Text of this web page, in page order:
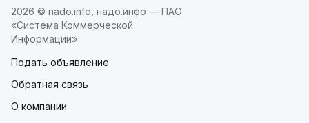
2026 © nado.info, надо.инфо — ПАО
«Система Коммерческой
Информации»
Подать объявление
Обратная связь
О компании